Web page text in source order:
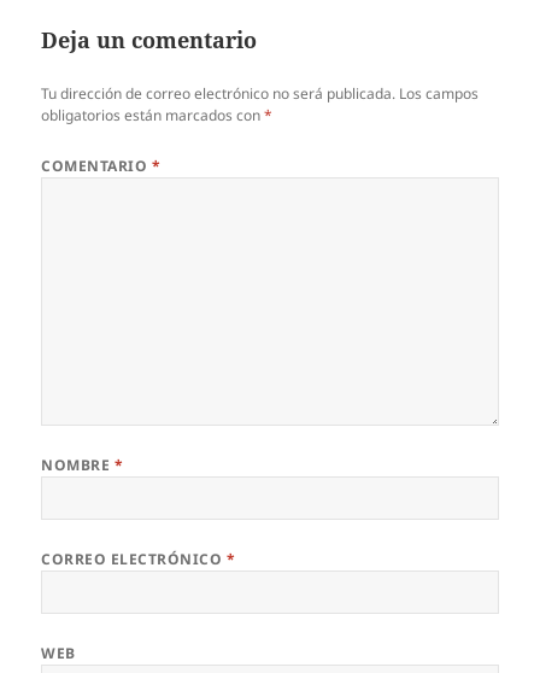
Deja un comentario
Tu dirección de correo electrónico no será publicada. Los campos
obligatorios están marcados con*
COMENTARIO *
NOMBRE *
CORREO ELECTRÓNICO *
WEB